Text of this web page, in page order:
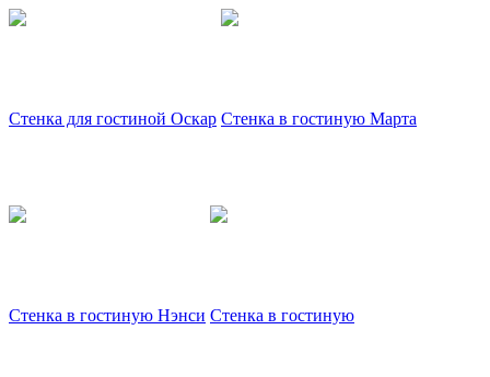
Стенка для гостиной Оскар Стенка в гостиную Марта
Стенка в гостиную Нэнси Стенка в гостиную